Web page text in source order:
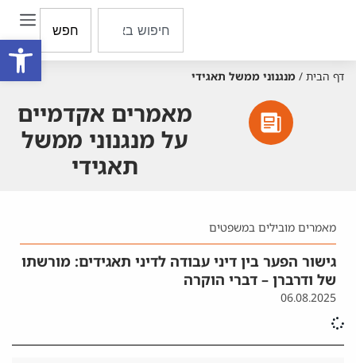
פתח
חפש
דף הבית / מנגנוני ממשל תאגידי
מאמרים אקדמיים
על מנגנוני ממשל
תאגידי
מאמרים מובילים במשפטים
גישור הפער בין דיני עבודה לדיני תאגידים: מורשתו
של ודרברן – דברי הוקרה
06.08.2025